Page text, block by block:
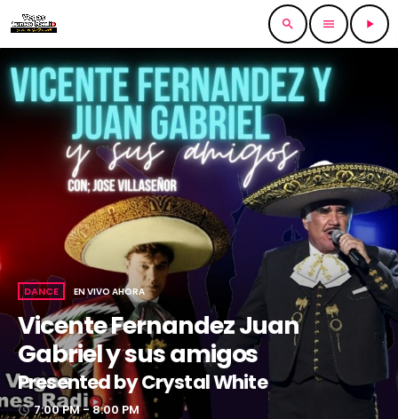
search menu play_arrow
DANCE EN VIVO AHORA
Vicente Fernandez Juan
Gabriel y sus amigos
Presented by Crystal White
access_time 7:00 PM - 8:00 PM